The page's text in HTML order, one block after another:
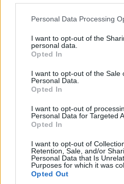
Please note that this website/
not limited to your visit or usage
grant or deny consent to Google
use your data for below
consent section.
Personal Data Processing
I want to opt-out of the
personal data.
Opted In
I want to opt-out of the Sale
Personal Data.
Opted In
I want to opt-out of
Personal Data for Targeted
Opted In
I want to opt-out of
Retention, Sale, and/or
Personal Data that Is
Purposes for which it was
Opted Out
A PR1 Mathiasen azóta
estek ki, de semmi jele nincs
megmozdulna. Maradtak 45-en.
Egyre közelebb az eső. Egyre-
kiállása lesz, hacsak nem jön egy
lassú zóna, safety car, vagy